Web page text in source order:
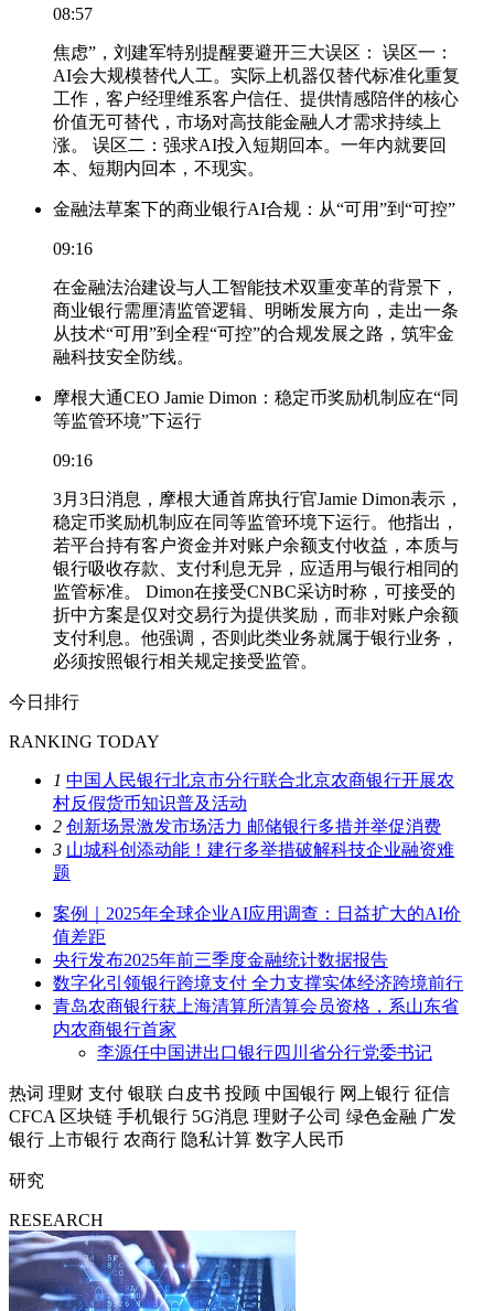
08:57
焦虑”，刘建军特别提醒要避开三大误区： 误区一：
AI会大规模替代人工。实际上机器仅替代标准化重复
工作，客户经理维系客户信任、提供情感陪伴的核心
价值无可替代，市场对高技能金融人才需求持续上
涨。 误区二：强求AI投入短期回本。一年内就要回
本、短期内回本，不现实。
金融法草案下的商业银行AI合规：从“可用”到“可控”
09:16
在金融法治建设与人工智能技术双重变革的背景下，
商业银行需厘清监管逻辑、明晰发展方向，走出一条
从技术“可用”到全程“可控”的合规发展之路，筑牢金
融科技安全防线。
摩根大通CEO Jamie Dimon：稳定币奖励机制应在“同
等监管环境”下运行
09:16
3月3日消息，摩根大通首席执行官Jamie Dimon表示，
稳定币奖励机制应在同等监管环境下运行。他指出，
若平台持有客户资金并对账户余额支付收益，本质与
银行吸收存款、支付利息无异，应适用与银行相同的
监管标准。 Dimon在接受CNBC采访时称，可接受的
折中方案是仅对交易行为提供奖励，而非对账户余额
支付利息。他强调，否则此类业务就属于银行业务，
必须按照银行相关规定接受监管。
今日排行
RANKING TODAY
1 中国人民银行北京市分行联合北京农商银行开展农
村反假货币知识普及活动
2 创新场景激发市场活力 邮储银行多措并举促消费
3 山城科创添动能！建行多举措破解科技企业融资难
题
案例｜2025年全球企业AI应用调查：日益扩大的AI价
值差距
央行发布2025年前三季度金融统计数据报告
数字化引领银行跨境支付 全力支撑实体经济跨境前行
青岛农商银行获上海清算所清算会员资格，系山东省
内农商银行首家
李源任中国进出口银行四川省分行党委书记
热词 理财 支付 银联 白皮书 投顾 中国银行 网上银行 征信
CFCA 区块链 手机银行 5G消息 理财子公司 绿色金融 广发
银行
上市银行 农商行 隐私计算 数字人民币
研究
RESEARCH